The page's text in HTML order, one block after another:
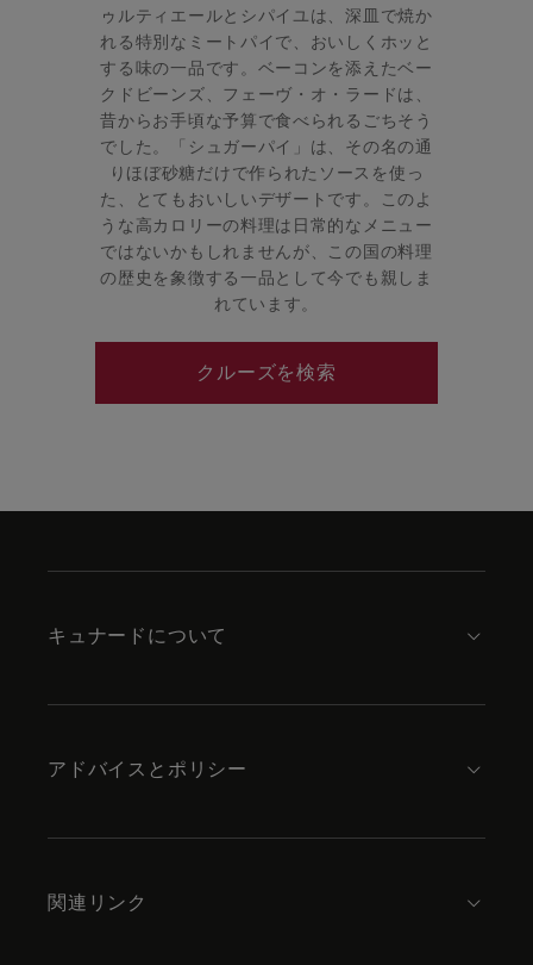
ゥルティエールとシパイユは、深皿で焼か
れる特別なミートパイで、おいしくホッと
する味の一品です。ベーコンを添えたベー
クドビーンズ、フェーヴ・オ・ラードは、
昔からお手頃な予算で食べられるごちそう
でした。「シュガーパイ」は、その名の通
りほぼ砂糖だけで作られたソースを使っ
た、とてもおいしいデザートです。このよ
うな高カロリーの料理は日常的なメニュー
ではないかもしれませんが、この国の料理
の歴史を象徴する一品として今でも親しま
れています。
クルーズを検索
キュナードについて
アドバイスとポリシー
関連リンク